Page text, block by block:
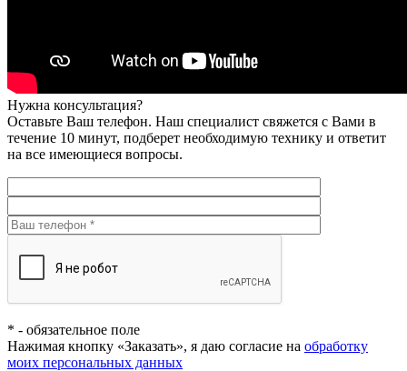
Нужна консультация?
Оставьте Ваш телефон. Наш специалист свяжется с Вами в
течение 10 минут, подберет необходимую технику и ответит
на все имеющиеся вопросы.
* - обязательное поле
Нажимая кнопку «Заказать», я даю согласие на обработку
моих персональных данных